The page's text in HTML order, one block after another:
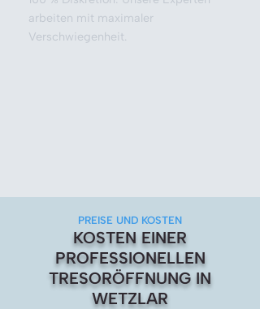
arbeiten mit maximaler
Verschwiegenheit.
PREISE UND KOSTEN
KOSTEN EINER
PROFESSIONELLEN
TRESORÖFFNUNG IN
WETZLAR